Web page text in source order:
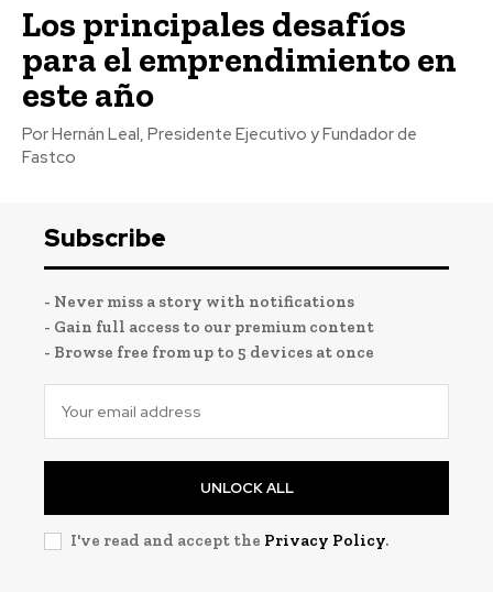
Los principales desafíos
para el emprendimiento en
este año
Por Hernán Leal, Presidente Ejecutivo y Fundador de
Fastco
Subscribe
- Never miss a story with notifications
- Gain full access to our premium content
- Browse free from up to 5 devices at once
UNLOCK ALL
I've read and accept the Privacy Policy.